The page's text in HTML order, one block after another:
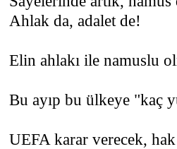
Ahlak da, adalet de!
Elin ahlakı ile namuslu
Bu ayıp bu ülkeye "kaç
UEFA karar verecek,